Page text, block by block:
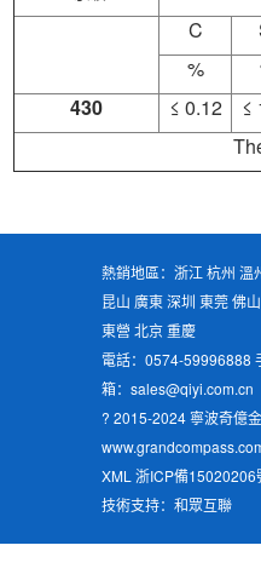
C
%
430
≤ 0.12 ≤
熱銷地區：浙江 杭州 溫
昆山 廣東 深圳 東莞 佛
東營 北京 重慶
電話：0574-59996888
箱：sales@qiyi.com.cn
? 2015-2024 寧波奇億
XML 浙ICP備15020206
技術支持：和眾互聯